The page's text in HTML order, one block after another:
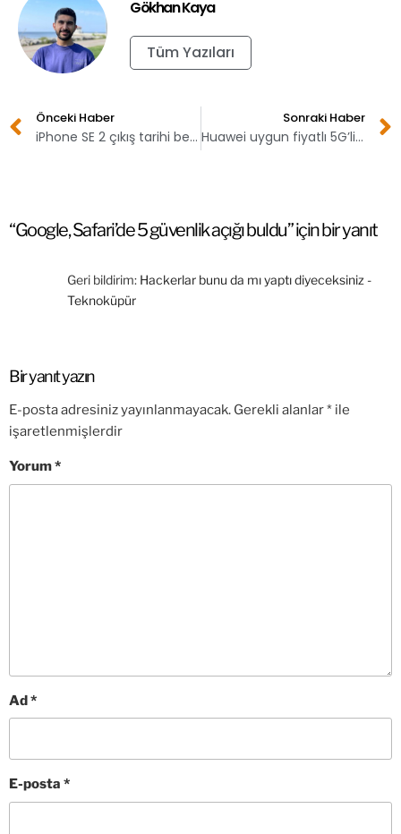
Gökhan Kaya
Tüm Yazıları
Önceki Haber
iPhone SE 2 çıkış tarihi belli oldu
Sonraki Haber
Huawei uygun fiyatlı 5G’li telefon üretecek
“Google, Safari’de 5 güvenlik açığı buldu” için bir yanıt
Geri bildirim: Hackerlar bunu da mı yaptı diyeceksiniz -
Teknoküpür
Bir yanıt yazın
E-posta adresiniz yayınlanmayacak. Gerekli alanlar* ile
işaretlenmişlerdir
Yorum*
Ad*
E-posta *